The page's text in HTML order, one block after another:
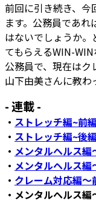
前回に引き続き、今
ます。公務員であ
はないでしょうか
てもらえるWIN-
公務員で、現在は
山下由美さんに教わ
- 連載 -
・ ストレッチ編~前
・ ストレッチ編~後
・ メンタルヘルス編
・ メンタルヘルス編
・ クレーム対応編～
・メンタルヘルス